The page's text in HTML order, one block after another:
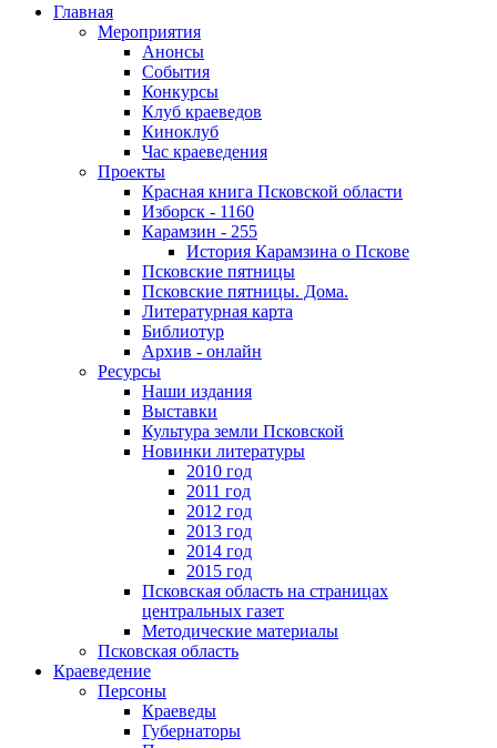
Главная
Мероприятия
Анонсы
События
Конкурсы
Клуб краеведов
Киноклуб
Час краеведения
Проекты
Красная книга Псковской области
Изборск - 1160
Карамзин - 255
История Карамзина о Пскове
Псковские пятницы
Псковские пятницы. Дома.
Литературная карта
Библиотур
Архив - онлайн
Ресурсы
Наши издания
Выставки
Культура земли Псковской
Новинки литературы
2010 год
2011 год
2012 год
2013 год
2014 год
2015 год
Псковская область на страницах
центральных газет
Методические материалы
Псковская область
Краеведение
Персоны
Краеведы
Губернаторы